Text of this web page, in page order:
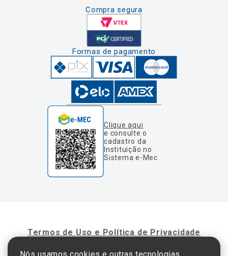
Compra segura
Formas de pagamento
Clique aqui
e consulte o
cadastro da
Instituição no
Sistema e-Mec
Termos de Uso e Política de Privacidade